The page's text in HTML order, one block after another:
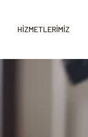
HİZMETLERİMİZ